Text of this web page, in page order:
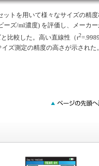
ットを用いて様々なサイズの精
ーズ/ml濃度) を評価し、メーカ
比較した。高い直線性（r2
ズ測定の精度の高さが示された